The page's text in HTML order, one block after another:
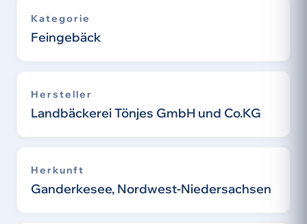
Kategorie
Feingebäck
Hersteller
Landbäckerei Tönjes GmbH und Co.KG
Herkunft
Ganderkesee, Nordwest-Niedersachsen